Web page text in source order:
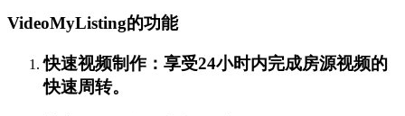
VideoMyListing的功能
快速视频制作：享受24小时内完成房源视频的
快速周转。